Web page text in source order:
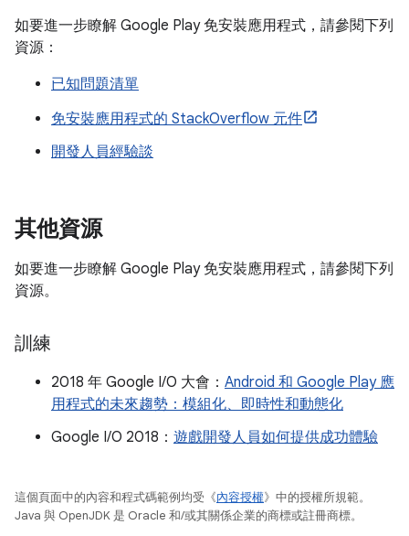
如要進一步瞭解 Google Play 免安裝應用程式，請參閱下列
資源：
已知問題清單
免安裝應用程式的 StackOverflow 元件
開發人員經驗談
其他資源
如要進一步瞭解 Google Play 免安裝應用程式，請參閱下列
資源。
訓練
2018 年 Google I/O 大會： Android 和 Google Play 應
用程式的未來趨勢：模組化、即時性和動態化
Google I/O 2018： 遊戲開發人員如何提供成功體驗
這個頁面中的內容和程式碼範例均受《內容授權》中的授權所規範。
Java 與 OpenJDK 是 Oracle 和/或其關係企業的商標或註冊商標。